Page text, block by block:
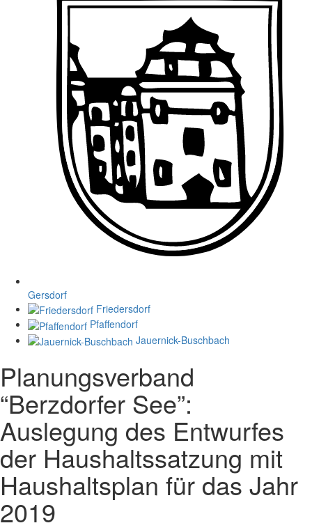
Gersdorf
Friedersdorf
Pfaffendorf
Jauernick-Buschbach
Planungsverband
“Berzdorfer See”:
Auslegung des Entwurfes
der Haushaltssatzung mit
Haushaltsplan für das Jahr
2019